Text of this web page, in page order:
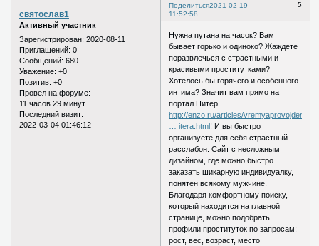
Поделиться 5
2021-02-19
11:52:58
святослав1
Активный участник
Зарегистрирован: 2020-08-11
Приглашений: 0
Сообщений: 680
Уважение: +0
Позитив: +0
Провел на форуме:
11 часов 29 минут
Последний визит:
2022-03-04 01:46:12
Нужна путана на часок? Вам
бывает горько и одиноко? Жаждете
поразвлечься с страстными и
красивыми проститутками?
Хотелось бы горячего и особенного
интима? Значит вам прямо на
портал Питер
http://enzo.ru/articles/vremyaprovojden
… itera.html! И вы быстро
организуете для себя страстный
расслабон. Сайт с несложным
дизайном, где можно быстро
заказать шикарную индивидуалку,
понятен всякому мужчине.
Благодаря комфортному поиску,
который находится на главной
странице, можно подобрать
профили проституток по запросам:
рост, вес, возраст, место